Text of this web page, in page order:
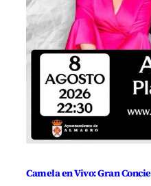
Camela en Vivo: Gran